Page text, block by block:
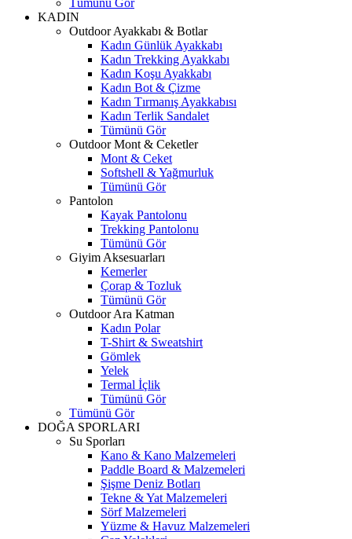
Tümünü Gör
KADIN
Outdoor Ayakkabı & Botlar
Kadın Günlük Ayakkabı
Kadın Trekking Ayakkabı
Kadın Koşu Ayakkabı
Kadın Bot & Çizme
Kadın Tırmanış Ayakkabısı
Kadın Terlik Sandalet
Tümünü Gör
Outdoor Mont & Ceketler
Mont & Ceket
Softshell & Yağmurluk
Tümünü Gör
Pantolon
Kayak Pantolonu
Trekking Pantolonu
Tümünü Gör
Giyim Aksesuarları
Kemerler
Çorap & Tozluk
Tümünü Gör
Outdoor Ara Katman
Kadın Polar
T-Shirt & Sweatshirt
Gömlek
Yelek
Termal İçlik
Tümünü Gör
Tümünü Gör
DOĞA SPORLARI
Su Sporları
Kano & Kano Malzemeleri
Paddle Board & Malzemeleri
Şişme Deniz Botları
Tekne & Yat Malzemeleri
Sörf Malzemeleri
Yüzme & Havuz Malzemeleri